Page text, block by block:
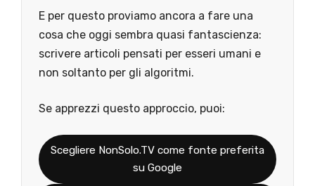
E per questo proviamo ancora a fare una
cosa che oggi sembra quasi fantascienza:
scrivere articoli pensati per esseri umani e
non soltanto per gli algoritmi.
Se apprezzi questo approccio, puoi:
Scegliere NonSolo.TV come fonte preferita
su Google